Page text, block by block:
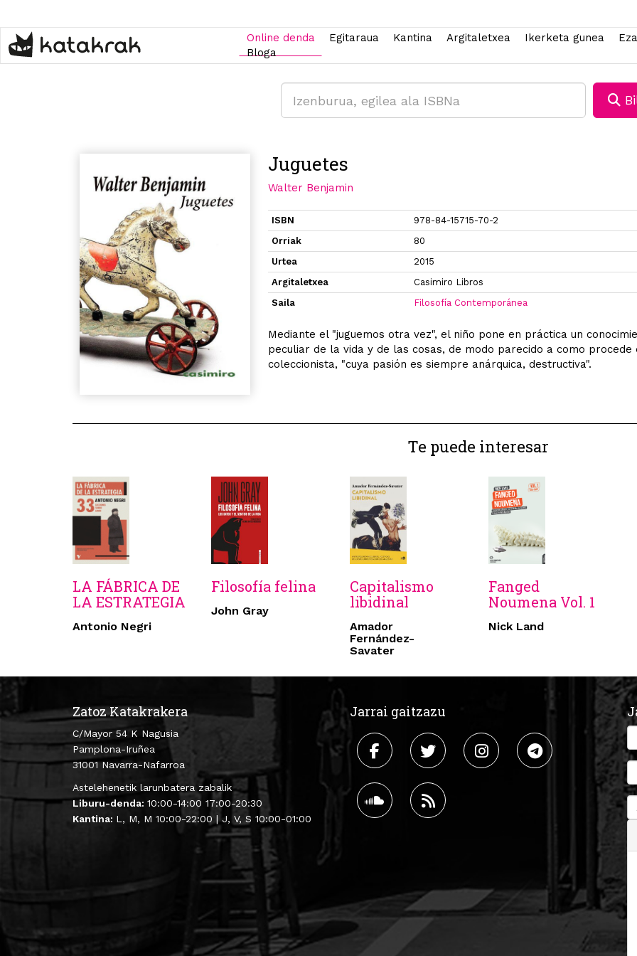
main
content
Online denda Egitaraua Kantina Argitaletxea Ikerketa gunea
Bloga
Juguetes
Walter Benjamin
ISBN
978-84-15715-70-2
Orriak
80
Urtea
2015
Argitaletxea
Casimiro Libros
Saila
Filosofía Contemporánea
Mediante el "juguemos otra vez", el niño pone en práctica un
peculiar de la vida y de las cosas, de modo parecido a como procede
coleccionista, "cuya pasión es siempre anárquica, destructiva".
Te puede interesar
LA FÁBRICA DE
LA ESTRATEGIA
Antonio Negri
Filosofía felina
John Gray
Capitalismo
libidinal
Amador
Fernández-
Savater
Fanged
Noumena Vol. 1
Nick Land
Zatoz Katakrakera
C/Mayor 54 K Nagusia
Pamplona-Iruñea
31001 Navarra-Nafarroa
Astelehenetik larunbatera zabalik
Liburu-denda: 10:00-14:00 17:00-20:30
Kantina: L, M, M 10:00-22:00 | J, V, S 10:00-01:00
Jarrai gaitzazu